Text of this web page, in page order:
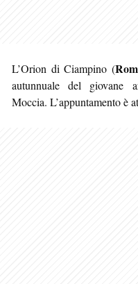
L’Orion di Ciampino (
autunnuale del giovane
Moccia. L’appuntamento è